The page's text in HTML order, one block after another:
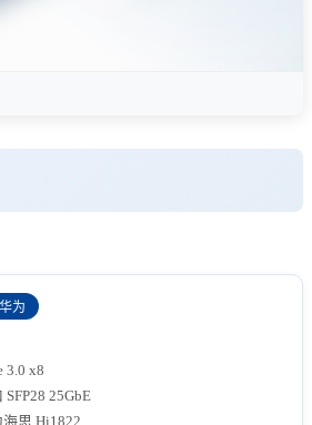
为
3.0 x8
SFP28 25GbE
思 Hi1822